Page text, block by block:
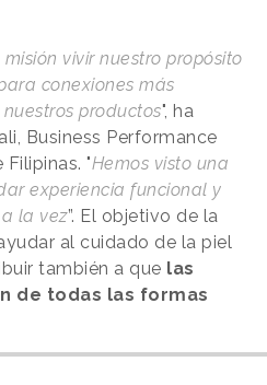
vivir nuestro propósito
conexiones más
productos", ha
Business Performance
"Hemos visto una
experiencia funcional y
la vez”. El objetivo de la
al cuidado de la piel
también a que las
de todas las formas